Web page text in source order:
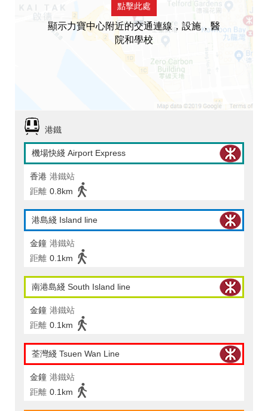
點擊此處
顯示力寶中心附近的交通連線，設施，醫
院和學校
港鐵
機場快綫 Airport Express
香港 港鐵站
距離 0.8km
港島綫 Island line
金鐘 港鐵站
距離 0.1km
南港島綫 South Island line
金鐘 港鐵站
距離 0.1km
荃灣綫 Tsuen Wan Line
金鐘 港鐵站
距離 0.1km